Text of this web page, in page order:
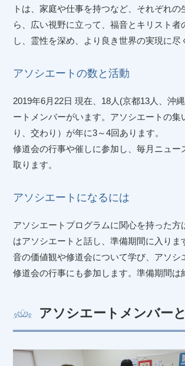
トは、家庭や仕事を持つなど、それぞれの
ら、広い視野に立って、福音とキリスト者
し、霊性を深め、より良き世界の実現に尽
アソシエートの数と活動
2019年6月22日 現在、18人(京都13人、沖
ートメンバーがいます。アソシエートの集
り、交わり）が年に3～4回あります。
修道会の行事や催しに参加し、毎月ニュー
取ります。
アソシエートになるには
アソシエートプログラムに関心を持った方
はアソシエートと話し、準備期間に入りま
音の価値観や修道会について学び、アソシ
修道会の行事にも参加します。準備期間は
アソシエートメンバー